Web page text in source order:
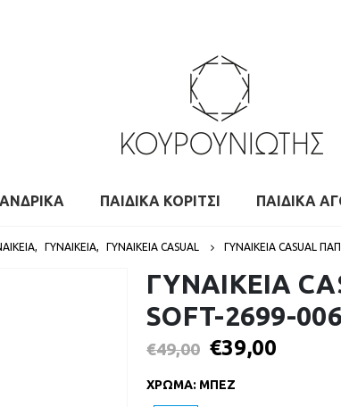
ΑΝΔΡΙΚΑ ΠΑΙΔΙΚΑ ΚΟΡΙΤΣΙ ΠΑΙΔΙΚΑ
, ΓΥΝΑΙΚΕΙΑ, ΓΥΝΑΙΚΕΊΑ CASUAL ΓΥΝΑΙΚΕΙΑ CASUAL
ΓΥΝΑΙΚΕΙΑ
SOFT-2699-
€49,00 €39,00
ΧΡΩΜΑ: ΜΠΕΖ